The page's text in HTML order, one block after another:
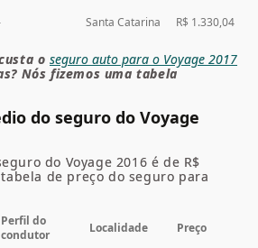
Santa Catarina R$ 1.330,04
oseguro auto para o Voyage 2017
Nós fizemos uma tabela
do seguro do Voyage
do Voyage 2016 é de R$
de preço do seguro para
Perfil do
condutor
Localidade
Preço